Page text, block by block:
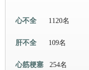
心不全 1120名
肝不全 109名
心筋梗塞 254名